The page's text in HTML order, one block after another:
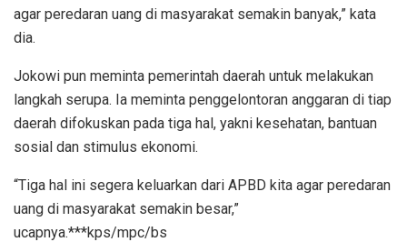
agar peredaran uang di masyarakat semakin banyak,” kata
dia.
Jokowi pun meminta pemerintah daerah untuk melakukan
langkah serupa. Ia meminta penggelontoran anggaran di tiap
daerah difokuskan pada tiga hal, yakni kesehatan, bantuan
sosial dan stimulus ekonomi.
“Tiga hal ini segera keluarkan dari APBD kita agar peredaran
uang di masyarakat semakin besar,”
ucapnya.***kps/mpc/bs